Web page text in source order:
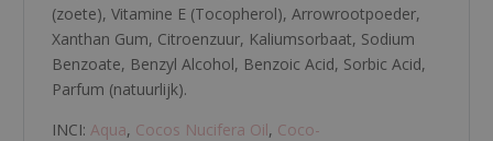
(zoete), Vitamine E (Tocopherol), Arrowrootpoeder,
Xanthan Gum, Citroenzuur, Kaliumsorbaat, Sodium
Benzoate, Benzyl Alcohol, Benzoic Acid, Sorbic Acid,
Parfum (natuurlijk).
INCI: Aqua, Cocos Nucifera Oil, Coco-